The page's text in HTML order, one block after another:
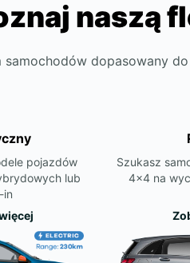
naszą
samochodów dopasowany
pojazdów
lub
in
Szukasz
4x4 na